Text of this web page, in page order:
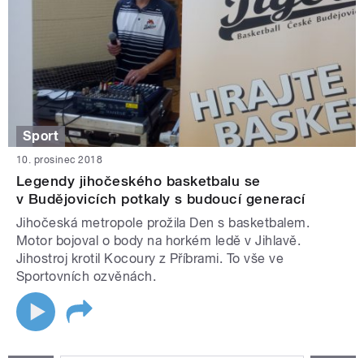
Sport
10. prosinec 2018
Legendy jihočeského basketbalu se
v Budějovicích potkaly s budoucí generací
Jihočeská metropole prožila Den s basketbalem.
Motor bojoval o body na horkém ledě v Jihlavě.
Jihostroj krotil Kocoury z Příbrami. To vše ve
Sportovních ozvěnách.